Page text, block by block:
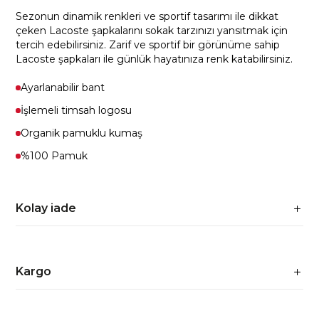
Sezonun dinamik renkleri ve sportif tasarımı ile dikkat
çeken Lacoste şapkalarını sokak tarzınızı yansıtmak için
tercih edebilirsiniz. Zarif ve sportif bir görünüme sahip
Lacoste şapkaları ile günlük hayatınıza renk katabilirsiniz.
Ayarlanabilir bant
İşlemeli timsah logosu
Organik pamuklu kumaş
%100 Pamuk
Kolay iade
Kargo